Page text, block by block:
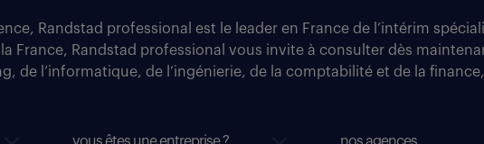
Randstad professional est le leader en France de l’intérim
France, Randstad professional vous invite à consulter dès
de l’informatique, de l’ingénierie, de la comptabilité et de la